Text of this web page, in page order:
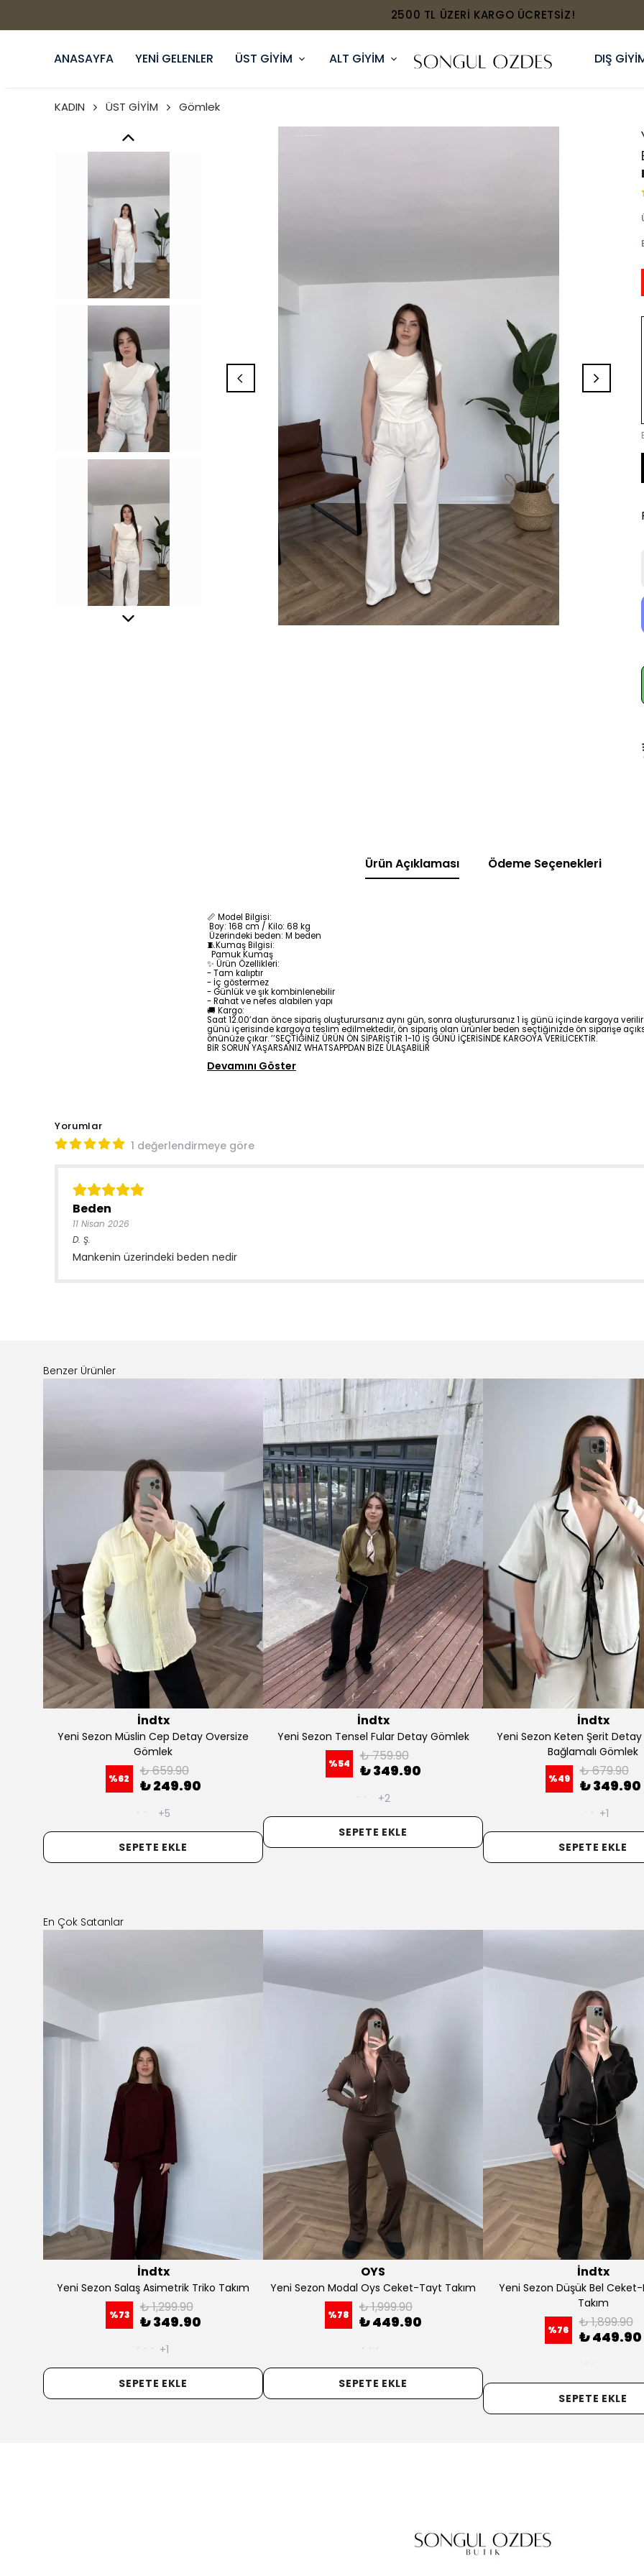
2500 TL ÜZERİ KARGO ÜCRETSİZ!
ANASAYFA YENİ GELENLER ÜST GİYİM ALT GİYİM DIŞ
KADIN ÜST GİYİM Gömlek
Ürün Açıklaması Ödeme Seçenekleri
📏 Model Bilgisi:
Boy: 168 cm / Kilo: 68 kg
Üzerindeki beden: M beden
🧵Kumaş Bilgisi:
PamukKumaş
✨ Ürün Özellikleri:
- Tam kalıptır
- İç göstermez
- Günlük ve şık kombinlenebilir
- Rahat ve nefes alabilen yapı
🚚 Kargo:
Saat 12.00’dan önce sipariş oluşturursanız aynı gün, sonra oluşturursanız 1 iş günü içinde kargoya
günü içerisinde kargoya teslim edilmektedir, ön sipariş olan ürünler beden seçtiğinizde ön siparişe
önünüze çıkar. ’’SEÇTİĞİNİZ ÜRÜN ÖN SİPARİŞTİR 1-10 İŞ GÜNÜ İÇERİSİNDE KARGOYA VERİLİCEKTİR.
BİR SORUN YAŞARSANIZ WHATSAPPDAN BİZE ULAŞABİLİR
Devamını Göster
Yorumlar
1 değerlendirmeye göre
Beden
11 Nisan 2026
D. Ş.
Mankenin üzerindeki beden nedir
Benzer Ürünler
İndtx
Premium Oversize Gömlek
%67 ₺ 299.90
₺ 99.90
SEPETE EKLE
İndtx
Yeni Sezon Müslin Kısa Kollu Gömlek
%64 ₺ 559.90
₺ 199.90
+4
SEPETE EKLE
İndtx
Yeni Sezon Oversize
%23 ₺ 519.90
₺ 399.90
SEPETE EKLE
En Çok Satanlar
İndtx
Yeni Sezon Bağlamalı Süet Takım
%73 ₺ 1,279.90
₺ 349.90
SEPETE EKLE
İndtx
Yeni Sezon Straplez Yelek Takım
%74 ₺ 1,699.90
₺ 449.90
SEPETE EKLE
İndtx
Yeni Sezon Önü Bağlamalı
%68 ₺ 1,399.90
₺ 449.90
SEPETE EKLE